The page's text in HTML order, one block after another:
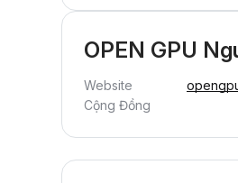
OPEN GPU
Website
Cộng Đồng